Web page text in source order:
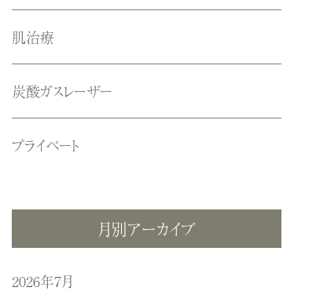
肌治療
炭酸ガスレーザー
プライベート
月別アーカイブ
2026年7月